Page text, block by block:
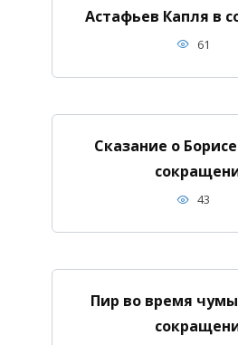
Астафьев Капля в
61
Сказание о
43
Пир во время